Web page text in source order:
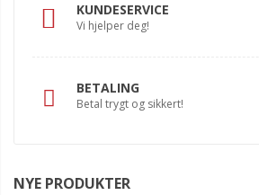
KUNDESERVICE
Vi hjelper deg!
BETALING
Betal trygt og sikkert!
NYE PRODUKTER